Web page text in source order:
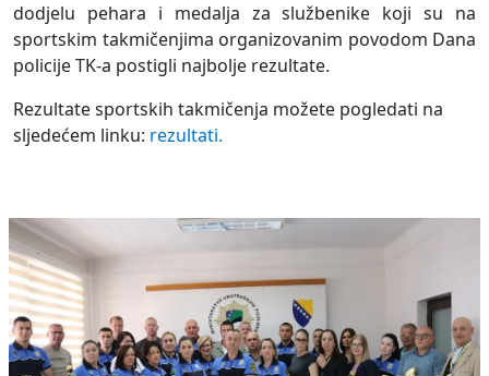
dodjelu pehara i medalja za službenike koji su na
sportskim takmičenjima organizovanim povodom Dana
policije TK-a postigli najbolje rezultate.
Rezultate sportskih takmičenja možete pogledati na
sljedećem linku: rezultati.